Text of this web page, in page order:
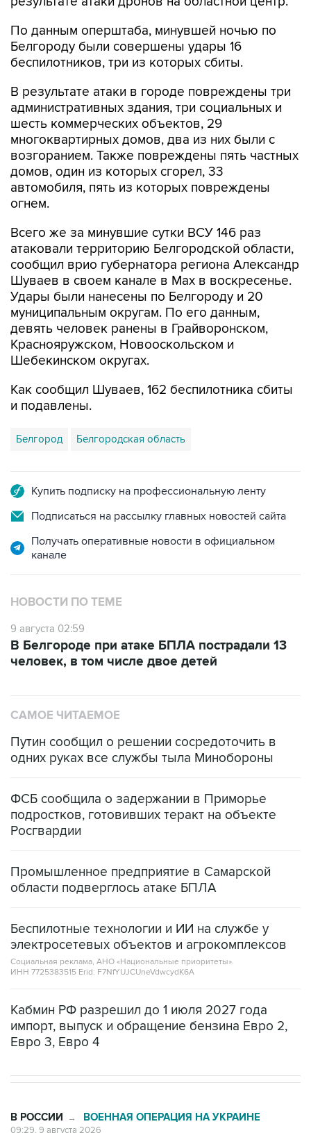
По данным оперштаба, минувшей ночью по
Белгороду были совершены удары 16
беспилотников, три из которых сбиты.
В результате атаки в городе повреждены три
административных здания, три социальных и
шесть коммерческих объектов, 29
многоквартирных домов, два из них были с
возгоранием. Также повреждены пять частных
домов, один из которых сгорел, 33
автомобиля, пять из которых повреждены
огнем.
Всего же за минувшие сутки ВСУ 146 раз
атаковали территорию Белгородской области,
сообщил врио губернатора региона Александр
Шуваев в своем канале в Мах в воскресенье.
Удары были нанесены по Белгороду и 20
муниципальным округам. По его данным,
девять человек ранены в Грайворонском,
Краснояружском, Новооскольском и
Шебекинском округах.
Как сообщил Шуваев, 162 беспилотника сбиты
и подавлены.
Белгород Белгородская область
Купить подписку на профессиональную ленту
Подписаться на рассылку главных новостей сайта
Получать оперативные новости в официальном
канале
НОВОСТИ ПО ТЕМЕ
9 августа 02:59
В Белгороде при атаке БПЛА пострадали 13
человек, в том числе двое детей
САМОЕ ЧИТАЕМОЕ
Путин сообщил о решении сосредоточить в
одних руках все службы тыла Минобороны
ФСБ сообщила о задержании в Приморье
подростков, готовивших теракт на объекте
Росгвардии
Промышленное предприятие в Самарской
области подверглось атаке БПЛА
Беспилотные технологии и ИИ на службе у
электросетевых объектов и агрокомплексов
Социальная реклама, АНО «Национальные приоритеты».
ИНН 7725383515 Erid: F7NfYUJCUneVdwcydK6A
Кабмин РФ разрешил до 1 июля 2027 года
импорт, выпуск и обращение бензина Евро 2,
Евро 3, Евро 4
В РОССИИ → ВОЕННАЯ ОПЕРАЦИЯ НА УКРАИНЕ
09:29, 9 августа 2026